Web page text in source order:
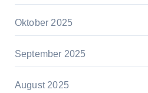
Oktober 2025
September 2025
August 2025